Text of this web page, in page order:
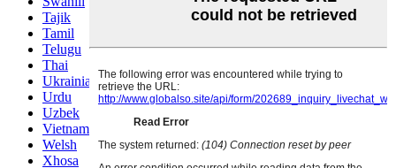
Tajik
Tamil
Telugu
Thai
Ukrainian
Urdu
Uzbek
Vietnamese
Welsh
Xhosa